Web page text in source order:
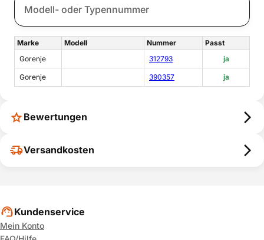
Marke Modell Nummer
Passt
Gorenje
312793 ja
Gorenje 390357 ja
Bewertungen
Versandkosten
Kundenservice
Mein Konto